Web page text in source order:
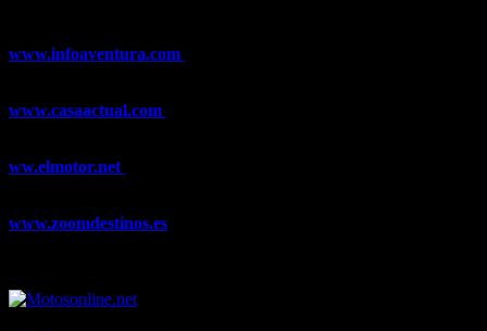
www.infoaventura.com
www.casaactual.com
ww.elmotor.net
www.zoomdestinos.es